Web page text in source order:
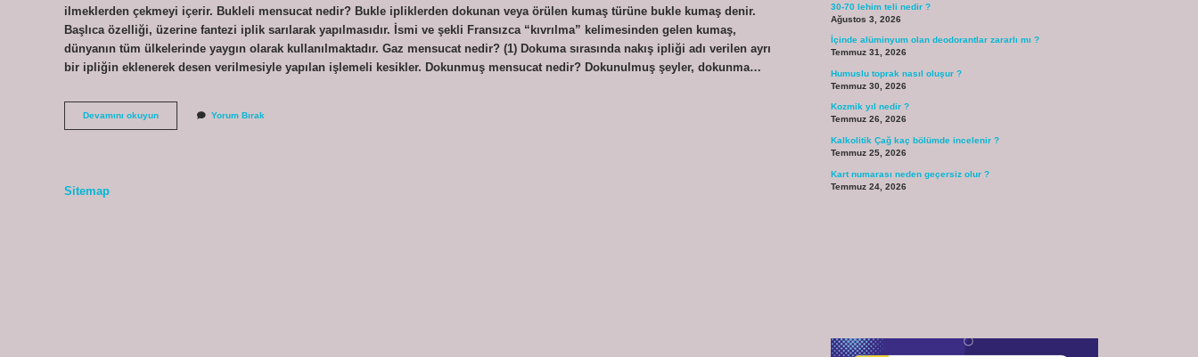
ilmeklerden çekmeyi içerir. Bukleli mensucat nedir? Bukle ipliklerden dokunan veya örülen kumaş türüne bukle kumaş denir.
Başlıca özelliği, üzerine fantezi iplik sarılarak yapılmasıdır. İsmi ve şekli Fransızca “kıvrılma” kelimesinden gelen kumaş,
dünyanın tüm ülkelerinde yaygın olarak kullanılmaktadır. Gaz mensucat nedir? (1) Dokuma sırasında nakış ipliği adı verilen ayrı
bir ipliğin eklenerek desen verilmesiyle yapılan işlemeli kesikler. Dokunmuş mensucat nedir? Dokunulmuş şeyler, dokunma…
Devamını okuyunKroşe
Mensucat
Yorum Bırak
Sitemap
30-70 lehim teli nedir ?
Ağustos 3, 2026
İçinde alüminyum olan deodorantlar zararlı mı ?
Temmuz 31, 2026
Humuslu toprak nasıl oluşur ?
Temmuz 30, 2026
Kozmik yıl nedir ?
Temmuz 26, 2026
Kalkolitik Çağ kaç bölümde incelenir ?
Temmuz 25, 2026
Kart numarası neden geçersiz olur ?
Temmuz 24, 2026